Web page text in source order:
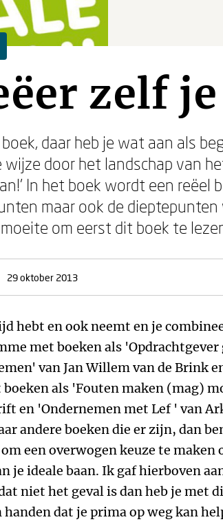
zelf
daar heb je wat aan als
wijze door het landschap van
In het boek wordt een reëel
maar ook de dieptepunten
om eerst dit boek te
29 oktober 2013
hebt en ook neemt en je
met boeken als
van Jan Willem van de Brink
boeken als 'Fouten maken (mag)
en 'Ondernemen met Lef ' van
andere boeken die er zijn, dan
een overwogen keuze te maken
je ideale baan. Ik gaf hierboven
niet het geval is dan heb je met
dat je prima op weg kan